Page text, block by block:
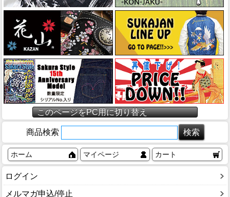
このページをPC用に切り替え
商品検索
ホーム マイページ カート
ログイン
メルマガ申込/停止